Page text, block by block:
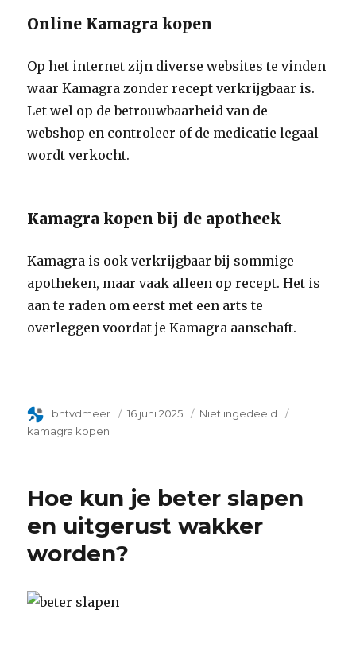
Online Kamagra kopen
Op het internet zijn diverse websites te vinden
waar Kamagra zonder recept verkrijgbaar is.
Let wel op de betrouwbaarheid van de
webshop en controleer of de medicatie legaal
wordt verkocht.
Kamagra kopen bij de apotheek
Kamagra is ook verkrijgbaar bij sommige
apotheken, maar vaak alleen op recept. Het is
aan te raden om eerst met een arts te
overleggen voordat je Kamagra aanschaft.
Author
bhtvdmeer
Geplaatst
16 juni 2025 Categorie
Niet ingedeeld
kamagra kopen
Hoe kun je beter slapen
en uitgerust wakker
worden?